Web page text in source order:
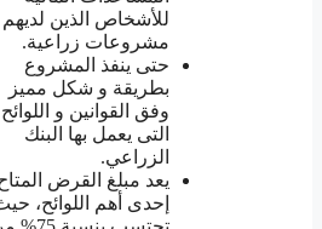
للأشخاص الذين لديهم
مشروعات زراعية.
حتى ينفذ المشروع
بطريقة و شكل مميز
وفق القوانين و اللوائح
التى يعمل بها البنك
الزراعي.
يعد مبلغ القرض
إحدى أهم اللوائح،